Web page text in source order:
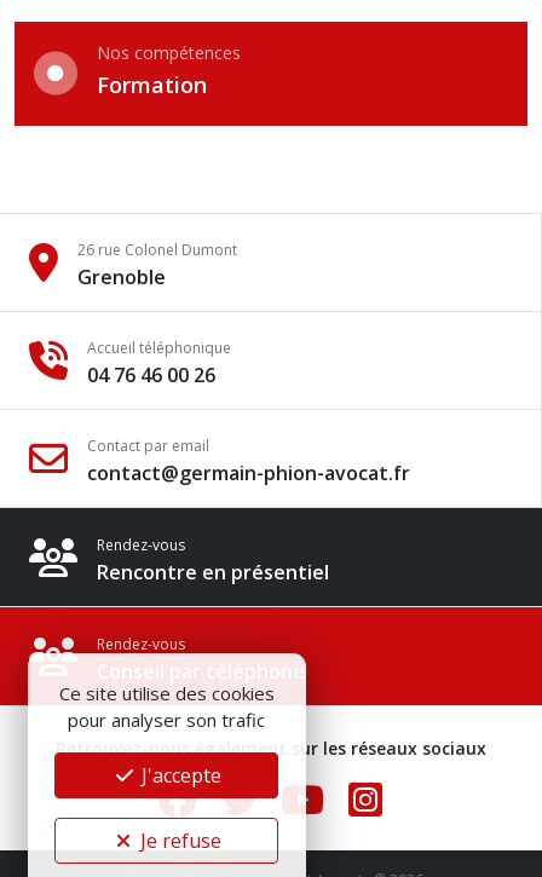
Nos compétences
Formation
26 rue Colonel Dumont
Grenoble
Accueil téléphonique
04 76 46 00 26
Contact par email
contact@germain-phion-avocat.fr
Rendez-vous
Rencontre en présentiel
Rendez-vous
Conseil par téléphone
Retrouvez-nous également sur les réseaux sociaux
Ce site utilise des cookies
pour analyser son trafic
J'accepte
Je refuse